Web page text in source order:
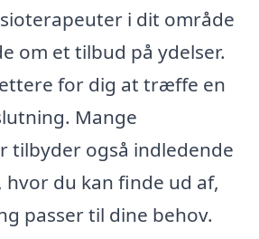
i dit område
om et tilbud på ydelser.
for dig at træffe en
Mange
tilbyder også indledende
du kan finde ud af,
passer til dine behov.